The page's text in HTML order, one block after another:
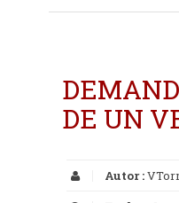
DE UN
Autor :